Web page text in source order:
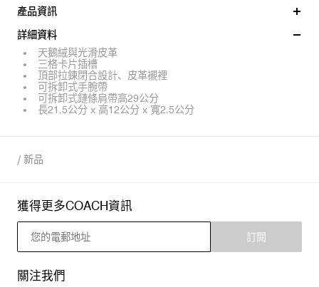
產品資訊
詳細資料
天鵝絨與光滑皮革
三格卡片插槽
頂部拉鍊閉合設計、皮革襯裡
可拆卸式手腕帶
可拆卸式鏈條肩帶高29公分
長21.5公分 x 高12公分 x 寬2.5公分
/ 新品
獲得更多COACH資訊
訂閱
關注我們